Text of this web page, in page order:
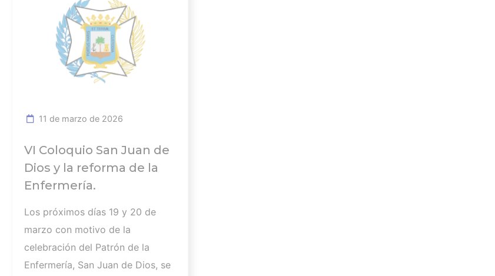
11 de marzo de 2026
VI Coloquio San Juan de
Dios y la reforma de la
Enfermería.
Los próximos días 19 y 20 de
marzo con motivo de la
celebración del Patrón de la
Enfermería, San Juan de Dios, se